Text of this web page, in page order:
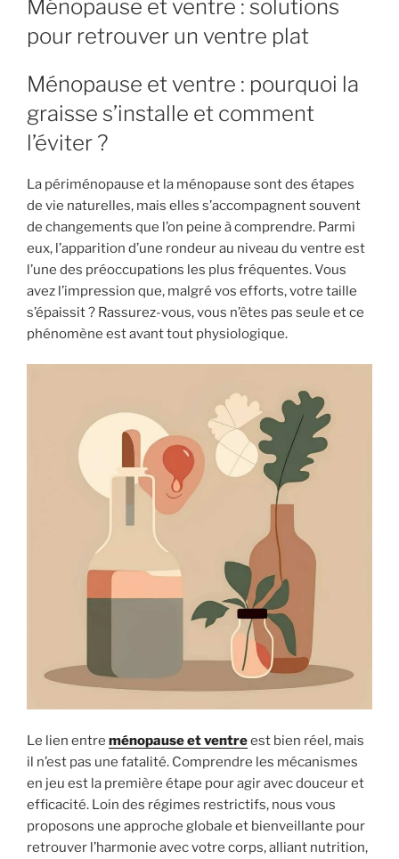
Ménopause et ventre : solutions
pour retrouver un ventre plat
Ménopause et ventre : pourquoi la
graisse s’installe et comment
l’éviter ?
La périménopause et la ménopause sont des étapes
de vie naturelles, mais elles s’accompagnent souvent
de changements que l’on peine à comprendre. Parmi
eux, l’apparition d’une rondeur au niveau du ventre est
l’une des préoccupations les plus fréquentes. Vous
avez l’impression que, malgré vos efforts, votre taille
s’épaissit ? Rassurez-vous, vous n’êtes pas seule et ce
phénomène est avant tout physiologique.
Le lien entre ménopause et ventreest bien réel, mais
il n’est pas une fatalité. Comprendre les mécanismes
en jeu est la première étape pour agir avec douceur et
efficacité. Loin des régimes restrictifs, nous vous
proposons une approche globale et bienveillante pour
retrouver l’harmonie avec votre corps, alliant nutrition,